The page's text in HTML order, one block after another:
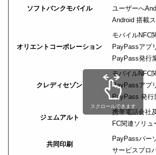
ソフトバンクモバイル
ユーザーへ
Android 搭載
オリエントコーポレーション
モバイルNFC
PayPassアプ
PayPass発行
クレディセゾン
モバイルNFC
PayPassアプ
PayPass 発行
ジェムアルト
携帯電話会社
FC関連ソリ
共同印刷
PayPassパー
サービスプロ
スクロールできます